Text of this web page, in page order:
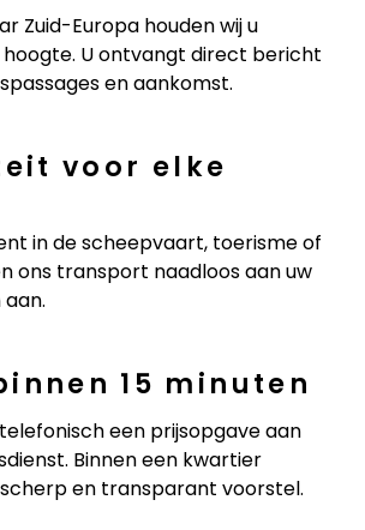
Zuid-Europa houden wij u
U ontvangt direct bericht
en aankomst.
voor elke
in de scheepvaart, toerisme of
ons transport naadloos aan uw
15 minuten
een prijsopgave aan
Binnen een kwartier
en transparant voorstel.